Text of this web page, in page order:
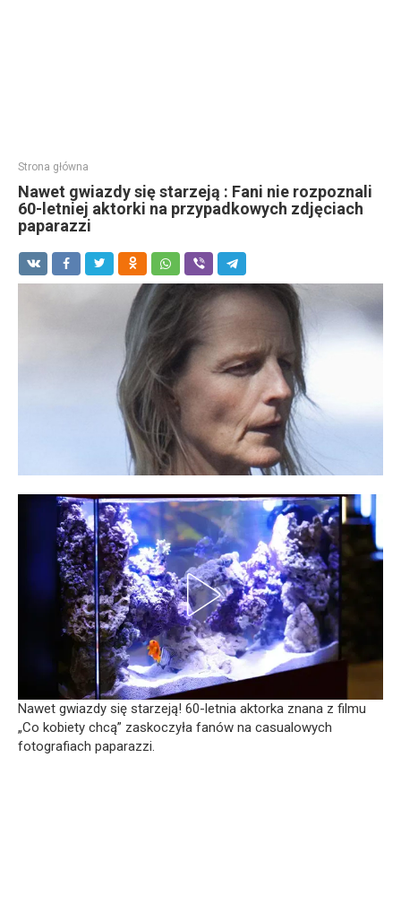
Strona główna
Nawet gwiazdy się starzeją : Fani nie rozpoznali
60-letniej aktorki na przypadkowych zdjęciach
paparazzi
Nawet gwiazdy się starzeją! 60-letnia aktorka znana z filmu
„Co kobiety chcą” zaskoczyła fanów na casualowych
fotografiach paparazzi.